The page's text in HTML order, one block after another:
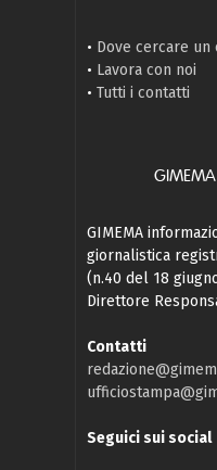
• Dove cercare un
• Lavora con noi
• Tutti i contatti
GIMEMA
giornalistica
(n.40 del 18
Direttore
Contatti
Seguici sui social